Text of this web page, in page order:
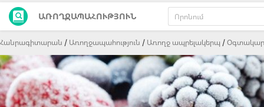
ԱՌՈՂՋԱՊԱՀՈՒԹՅՈՒՆ
Հանրագիտարան Առողջապահություն Առողջ ապրելակերպ Oգտակար